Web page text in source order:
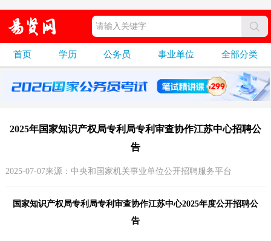
首页 学历 公务员 事业单位 全部分类
2025年国家知识产权局专利局专利审查协作江苏中心招聘公
告
2025-07-07来源：中央和国家机关事业单位公开招聘服务平台
国家知识产权局专利局专利审查协作江苏中心2025年度公开招聘公
告